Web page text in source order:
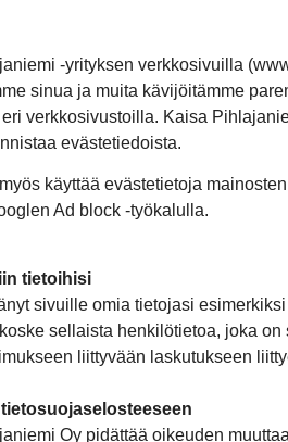
-yrityksen verkkosivuilla
sinua ja muita kävijöitämme
verkkosivustoilla. Kaisa
evästetiedoista.
käyttää evästetietoja
Ad block -työkalulla.
tietoihisi
sivuille omia tietojasi
sellaista henkilötietoa, joka
liittyvään laskutukseen
Oy pidättää oikeuden